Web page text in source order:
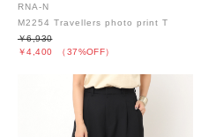
RNA-N
M2254 Travellers photo print T
￥4,400 （37%OFF）
￥6,930